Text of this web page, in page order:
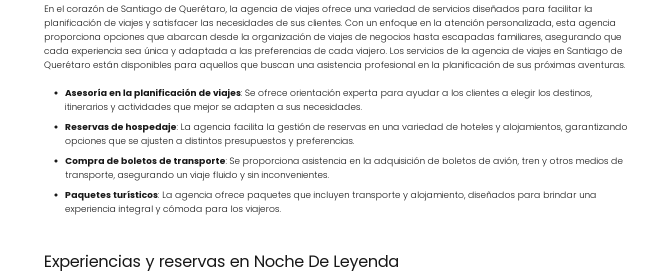
En el corazón de Santiago de Querétaro, la agencia de viajes ofrece una variedad de servicios diseñados para facilitar la
planificación de viajes y satisfacer las necesidades de sus clientes. Con un enfoque en la atención personalizada, esta agencia
proporciona opciones que abarcan desde la organización de viajes de negocios hasta escapadas familiares, asegurando que
cada experiencia sea única y adaptada a las preferencias de cada viajero. Los servicios de la agencia de viajes en Santiago de
Querétaro están disponibles para aquellos que buscan una asistencia profesional en la planificación de sus próximas aventuras.
Asesoría en la planificación de viajes: Se ofrece orientación experta para ayudar a los clientes a elegir los destinos,
itinerarios y actividades que mejor se adapten a sus necesidades.
Reservas de hospedaje: La agencia facilita la gestión de reservas en una variedad de hoteles y alojamientos, garantizando
opciones que se ajusten a distintos presupuestos y preferencias.
Compra de boletos de transporte: Se proporciona asistencia en la adquisición de boletos de avión, tren y otros medios de
transporte, asegurando un viaje fluido y sin inconvenientes.
Paquetes turísticos: La agencia ofrece paquetes que incluyen transporte y alojamiento, diseñados para brindar una
experiencia integral y cómoda para los viajeros.
Experiencias y reservas en Noche De Leyenda